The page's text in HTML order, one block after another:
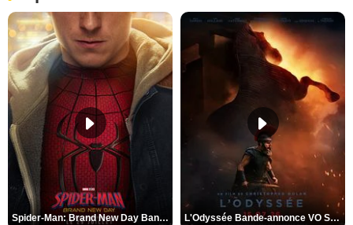
Spider-Man: Brand New Day Bande-annonce VO STFR L'Odyssée Bande-annonce VO STFR